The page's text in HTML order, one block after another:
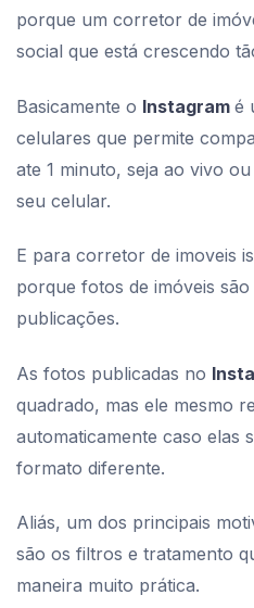
porque um corretor de
social que está crescendo
Basicamente o Instagram é
celulares que permite
ate 1 minuto, seja ao vivo
seu celular.
E para corretor de imoveis
porque fotos de imóveis
publicações.
As fotos publicadas no
quadrado, mas ele mesmo
automaticamente caso elas
formato diferente.
Aliás, um dos principais
são os filtros e tratamento
maneira muito prática.